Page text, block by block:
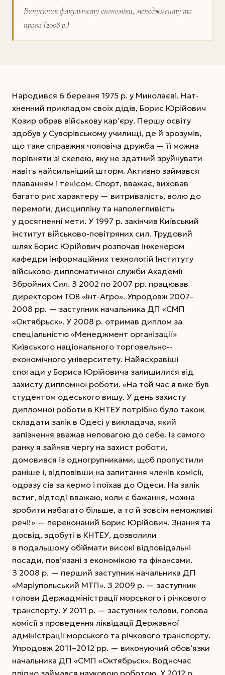
Випускник факультету економіки, менеджменту та
права (2008 р.)
Народився 6 березня 1975 р. у Миколаєві. Нат­
хненний прикладом своїх дідів, Борис Юрійович
Козир обрав військову кар’єру. Першу освіту
здобув у Суворівському училищі, де й зрозумів,
що таке справжня чоловіча дружба — її можна
порівняти зі скелею, яку не здатний зруйнувати
навіть найсильніший шторм. Активно займався
плаванням і тенісом. Спорт, вважає, виховав
багато рис характеру — витривалість, волю до
перемоги, дисципліну та наполегливість
у досягненні мети. У 1997 р. закінчив Київський
інститут військово-повітряних сил. Трудовий
шлях Борис Юрійович розпочав інженером
кафедри інформаційних технологій Інституту
військово-дипломатичної служби Академії
Збройних Сил. З 2002 по 2007 рр. працював
директором ТОВ «Інт-Агро». Упродовж 2007–
2008 рр. — заступник начальника ДП «СМП
«Октябрьск». У 2008 р. отримав диплом за
спеціальністю «Менеджмент організації»
Київського національного торговельно-­
економічного університету. Найяскравіші
спогади у Бориса Юрійовича залишилися від
захисту дипломної роботи. «На той час я вже був
студентом одеського вишу. У день захисту
дипломної роботи в КНТЕУ потрібно було також
складати залік в Одесі у викладача, який
запізнення вважав неповагою до себе. Із самого
ранку я зай­няв чергу на захист роботи,
домовився із одногрупниками, щоб пропустили
раніше і, відповівши на запитання членів комісії,
одразу сів за кермо і поїхав до Одеси. На залік
встиг, відтоді вважаю, коли є бажання, можна
зробити набагато більше, а то й зовсім неможливі
речі!» — переконаний Борис Юрійович. Знання та
досвід, здобуті в КНТЕУ, дозволили
в подальшому обіймати високі відповідальні
посади, пов’язані з економікою та фінансами.
З 2008 р. — перший заступник начальника ДП
«Маріупольський МТП». З 2009 р. — заступник
голови Держадміністрації морського і річкового
транспорту. У 2011 р. — заступник голови, голова
комісії з проведення ліквідації Державної
адміністрації морського та річкового транспорту.
Упродовж 2011–2012 рр. — виконуючий обов’язки
начальника ДП «СМП «Октябрьск». Водночас
плідно займався науковою роботою. У 2012 р.